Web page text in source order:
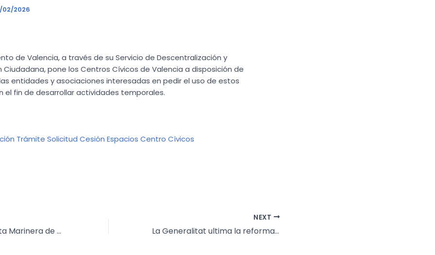
02/2026
de Valencia, a través de su Servicio de Descentralización y
Ciudadana, pone los Centros Cívicos de Valencia a disposición de
entidades y asociaciones interesadas en pedir el uso de estos
el fin de desarrollar actividades temporales.
Trámite Solicitud Cesión Espacios Centro Cívicos
La Setmana Santa Marinera de València presenta el cartell anunciador de 2026, una obra de Juárez Casanova inspirada en la Pietat
NEXT
La Generalitat ultima la reforma integral del centro de menores Cabanyal en la que se han invertido más de 2,1 millones de euros